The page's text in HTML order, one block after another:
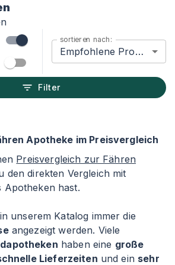
sortieren nach:
Empfohlene Produkte
Filter
Apotheke im Preisvergleich
Preisvergleich zur Fähren
den direkten Vergleich mit
Apotheken hast.
unserem Katalog immer die
angezeigt werden. Viele
haben eine große
Lieferzeiten und ein sehr